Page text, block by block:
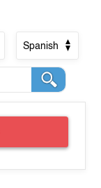
Spanish